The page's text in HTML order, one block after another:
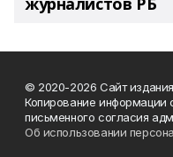
© 2020-2026 Сайт
Копирование информации
письменного согласия
Об использовании